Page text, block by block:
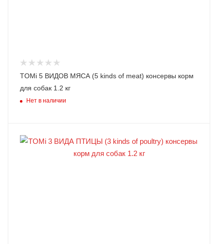
TOMi 5 ВИДОВ МЯСА (5 kinds of meat) консервы корм
для собак 1.2 кг
Нет в наличии